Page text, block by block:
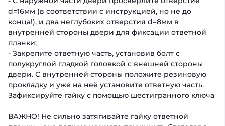
d=16мм (в соответствии с инструкцией, но не до
конца!), и два неглубоких отверстия d=8мм в
внутренней стороны двери для фиксации ответной
планки;
- Закрепите ответную часть, установив болт с
полукруглой гладкой головкой с внешней стороны
двери. С внутренней стороны положите резиновую
прокладку и уже на неё установите ответную часть.
Зафиксируйте гайку с помощью шестигранного ключа
ВАЖНО! Не сильно затягивайте гайку ответной